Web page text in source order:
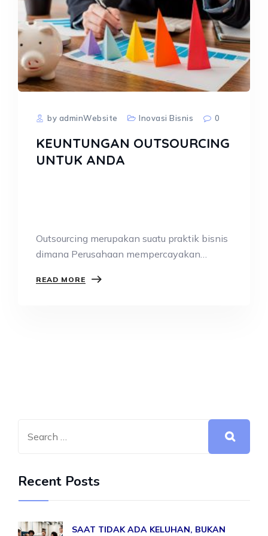
by adminWebsite Inovasi Bisnis 0
KEUNTUNGAN OUTSOURCING
UNTUK ANDA
Outsourcing merupakan suatu praktik bisnis
dimana Perusahaan mempercayakan
kepada pihak…
READ MORE
Recent Posts
SAAT TIDAK ADA KELUHAN, BUKAN